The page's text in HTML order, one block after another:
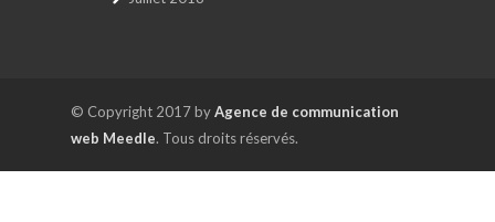
© Copyright 2017 byAgence de communication
web Meedle. Tous droits réservés.